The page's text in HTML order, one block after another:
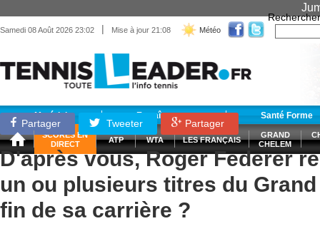
Samedi 08 Août 2026 23:02 | Mise à jour 21:08 Météo
Rechercher
Matériel Entraînement Santé Forme
SCORES EN
DIRECT
ATP WTA LES FRANÇAIS
GRAND
CHELEM
Partager Tweeter Partager
D'après vous, Roger Federer
un ou plusieurs titres du
fin de sa carrière ?